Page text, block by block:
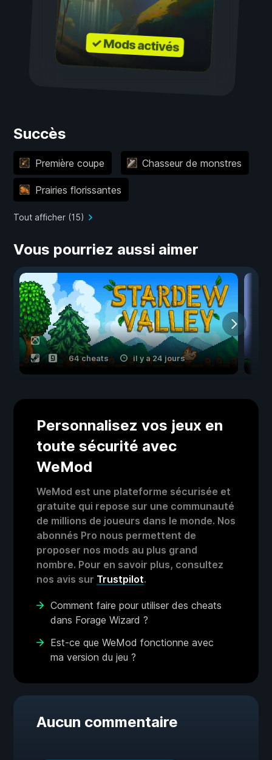
✓ Mods activés
Succès
Première coupe Chasseur de monstres
Prairies florissantes
Tout afficher (15)
Vous pourriez aussi aimer
64 cheats il y a 24 jours
Personnalisez vos jeux en
toute sécurité avec
WeMod
WeMod est une plateforme sécurisée et
gratuite qui repose sur une communauté
de millions de joueurs dans le monde. Nos
abonnés Pro nous permettent de
proposer nos mods au plus grand
nombre. Pour en savoir plus, consultez
nos avis sur Trustpilot.
Comment faire pour utiliser des cheats
dans Forage Wizard ?
Est-ce que WeMod fonctionne avec
ma version du jeu ?
Aucun commentaire